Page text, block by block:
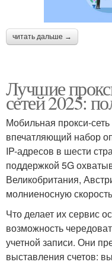
читать дальше →
Лучшие
сетей 2025:
Мобильная прокси-
впечатляющий набор
IP-адресов в шести
поддержкой 5G
Великобритания,
молниеносную
Что делает их сервис
возможность
учетной записи. Они
выставления счетов: